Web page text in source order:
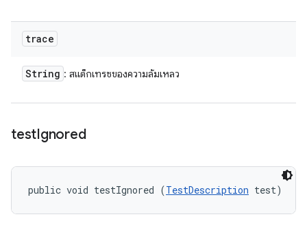
trace
String : สแต็กเทรซของความล้มเหลว
testIgnored
public void testIgnored (TestDescription test)